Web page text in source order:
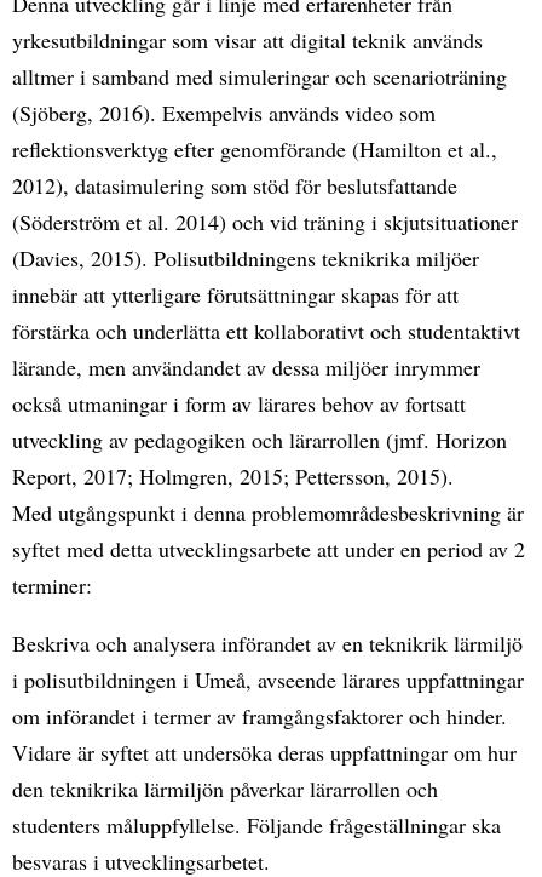
yrkesutbildningar som visar att digital teknik används
alltmer i samband med simuleringar och scenarioträning
(Sjöberg, 2016). Exempelvis används video som
reflektionsverktyg efter genomförande (Hamilton et al.,
2012), datasimulering som stöd för beslutsfattande
(Söderström et al. 2014) och vid träning i skjutsituationer
(Davies, 2015). Polisutbildningens teknikrika miljöer
innebär att ytterligare förutsättningar skapas för att
förstärka och underlätta ett kollaborativt och studentaktivt
lärande, men användandet av dessa miljöer inrymmer
också utmaningar i form av lärares behov av fortsatt
utveckling av pedagogiken och lärarrollen (jmf. Horizon
Report, 2017; Holmgren, 2015; Pettersson, 2015).
Med utgångspunkt i denna problemområdesbeskrivning är
syftet med detta utvecklingsarbete att under en period av 2
terminer:
Beskriva och analysera införandet av en teknikrik lärmiljö
i polisutbildningen i Umeå, avseende lärares uppfattningar
om införandet i termer av framgångsfaktorer och hinder.
Vidare är syftet att undersöka deras uppfattningar om hur
den teknikrika lärmiljön påverkar lärarrollen och
studenters måluppfyllelse. Följande frågeställningar ska
besvaras i utvecklingsarbetet.